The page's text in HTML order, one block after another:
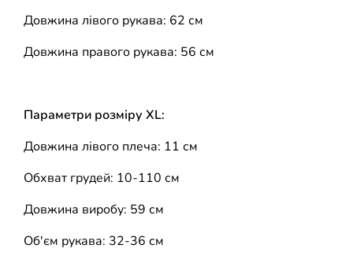
Довжина лівого рукава: 62 см
Довжина правого рукава: 56 см
Параметри розміру XL:
Довжина лівого плеча: 11 см
Обхват грудей: 10-110 см
Довжина виробу: 59 см
Об'єм рукава: 32-36 см